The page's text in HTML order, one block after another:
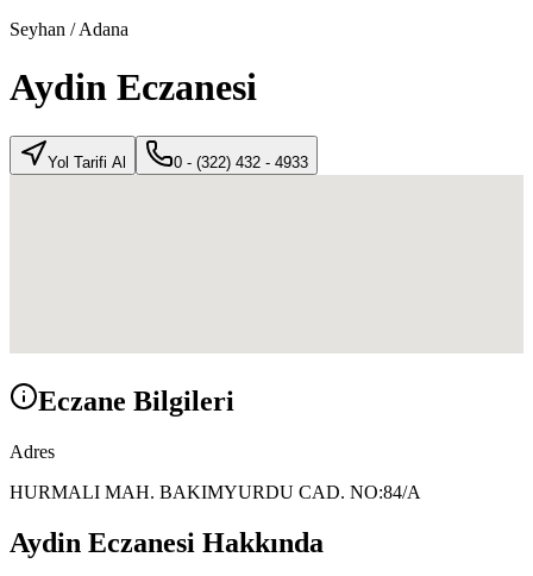
Seyhan /Adana
Aydin Eczanesi
Yol Tarifi Al 0 - (322) 432 - 4933
Eczane Bilgileri
Adres
HURMALI MAH. BAKIMYURDU CAD. NO:84/A
Aydin Eczanesi Hakkında